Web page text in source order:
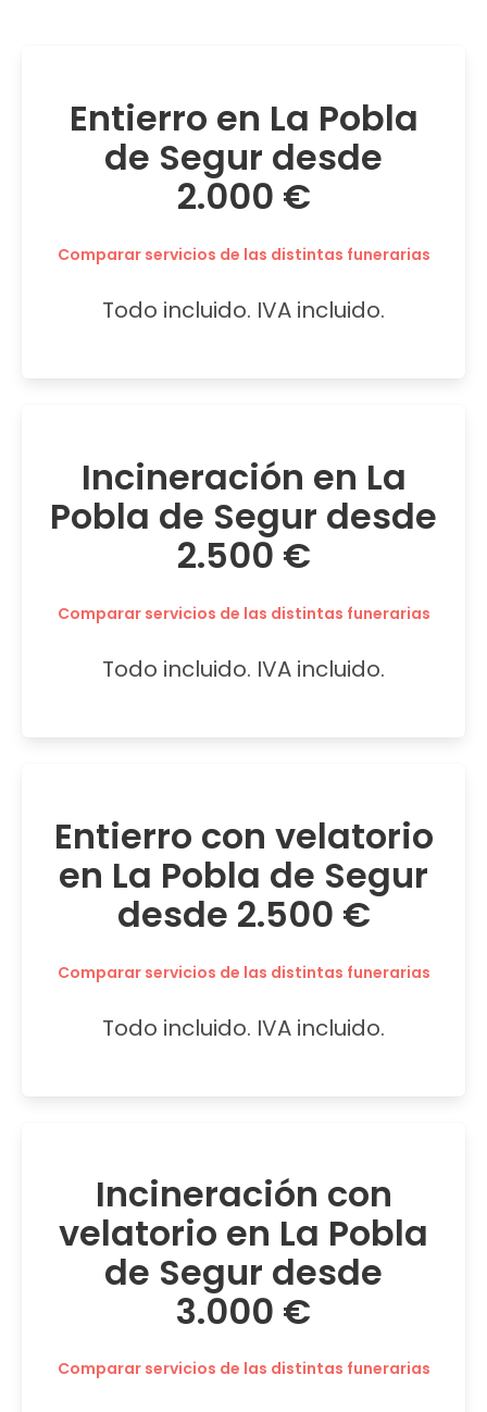
Entierro en La Pobla
de Segur desde
2.000 €
Comparar servicios de las distintas funerarias
Todo incluido. IVA incluido.
Incineración en La
Pobla de Segur desde
2.500 €
Comparar servicios de las distintas funerarias
Todo incluido. IVA incluido.
Entierro con velatorio
en La Pobla de Segur
desde 2.500 €
Comparar servicios de las distintas funerarias
Todo incluido. IVA incluido.
Incineración con
velatorio en La Pobla
de Segur desde
3.000 €
Comparar servicios de las distintas funerarias